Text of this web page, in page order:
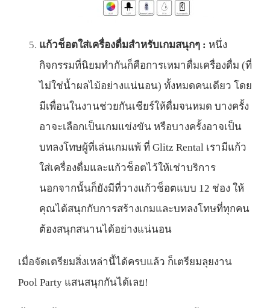
แก้วช็อตใส่เครื่องดื่มสำหรับเกมสนุกๆ : หนึ่ง
กิจกรรมที่นิยมทำกันก็คือการเหมาดื่มเครื่องดื่ม (ที่
ไม่ใช่น้ำผลไม้อย่างแน่นอน) ทั้งหมดคนเดียว โดย
มีเพื่อนในงานช่วยกันเชียร์ให้ดื่มจนหมด บางครั้ง
อาจะเลือกเป็นเกมแข่งขัน หรือบางครั้งอาจเป็น
บทลงโทษผู้ที่เล่นเกมแพ้ ที่ Glitz Rental เรามีแก้ว
ใส่เครื่องดื่มและแก้วช็อตไว้ให้เช่าบริการ
นอกจากนั้นก็ยังมีที่วางแก้วช็อตแบบ 12 ช่อง ให้
คุณได้สนุกกับการสร้างเกมและบทลงโทษที่ทุกคน
ต้องสนุกสนานได้อย่างแน่นอน
เมื่อจัดเตรียมสิ่งเหล่านี้ได้ครบแล้ว ก็เตรียมลุยงาน
Pool Party แสนสนุกกันได้เลย!